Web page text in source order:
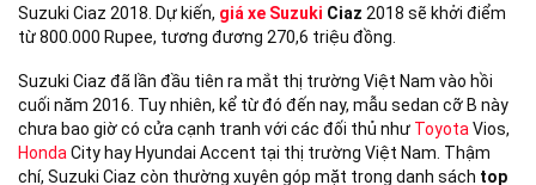
Suzuki Ciaz 2018. Dự kiến, giá xe Suzuki Ciaz 2018 sẽ khởi điểm
từ 800.000 Rupee, tương đương 270,6 triệu đồng.
Suzuki Ciaz đã lần đầu tiên ra mắt thị trường Việt Nam vào hồi
cuối năm 2016. Tuy nhiên, kể từ đó đến nay, mẫu sedan cỡ B này
chưa bao giờ có cửa cạnh tranh với các đối thủ như Toyota Vios,
Honda City hay Hyundai Accent tại thị trường Việt Nam. Thậm
chí, Suzuki Ciaz còn thường xuyên góp mặt trong danh sách top